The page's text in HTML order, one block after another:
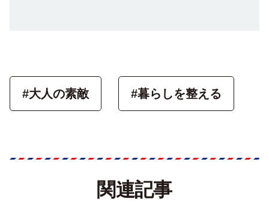
#大人の素敵 #暮らしを整える
関連記事